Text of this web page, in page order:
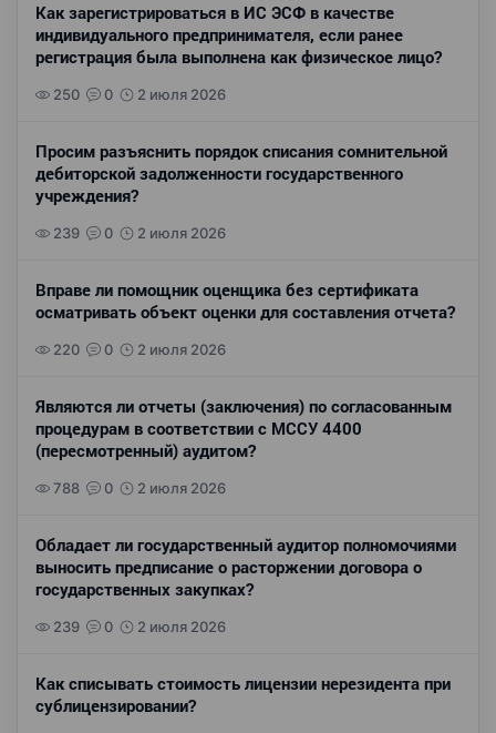
Как зарегистрироваться в ИС ЭСФ в качестве
индивидуального предпринимателя, если ранее
регистрация была выполнена как физическое лицо?
250 0 2 июля 2026
Просим разъяснить порядок списания сомнительной
дебиторской задолженности государственного
учреждения?
239 0 2 июля 2026
Вправе ли помощник оценщика без сертификата
осматривать объект оценки для составления отчета?
220 0 2 июля 2026
Являются ли отчеты (заключения) по согласованным
процедурам в соответствии с МССУ 4400
(пересмотренный) аудитом?
788 0 2 июля 2026
Обладает ли государственный аудитор полномочиями
выносить предписание о расторжении договора о
государственных закупках?
239 0 2 июля 2026
Как списывать стоимость лицензии нерезидента при
сублицензировании?